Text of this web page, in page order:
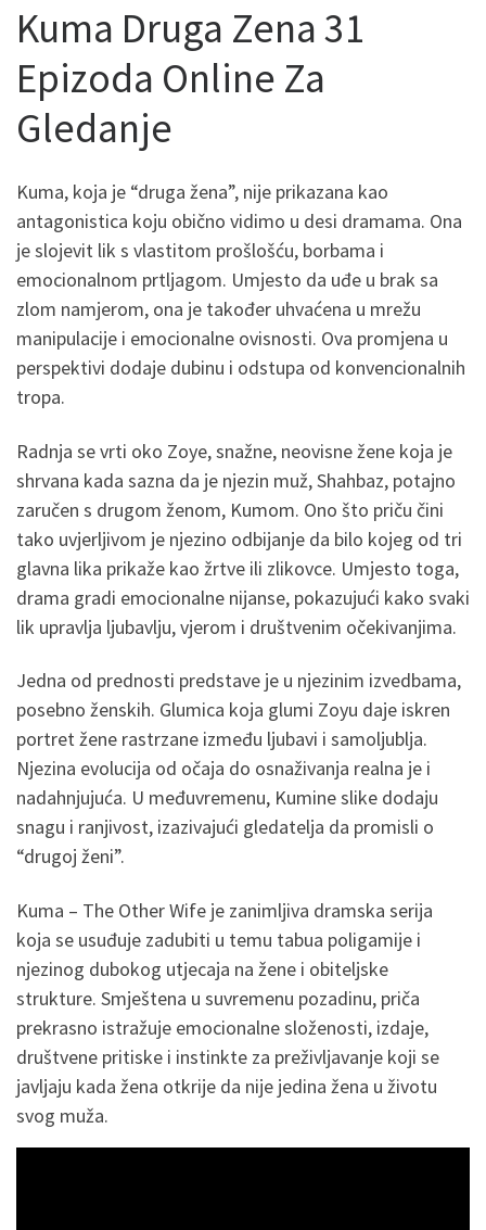
Kuma Druga Zena 31
Epizoda Online Za
Gledanje
Kuma, koja je “druga žena”, nije prikazana kao
antagonistica koju obično vidimo u desi dramama. Ona
je slojevit lik s vlastitom prošlošću, borbama i
emocionalnom prtljagom. Umjesto da uđe u brak sa
zlom namjerom, ona je također uhvaćena u mrežu
manipulacije i emocionalne ovisnosti. Ova promjena u
perspektivi dodaje dubinu i odstupa od konvencionalnih
tropa.
Radnja se vrti oko Zoye, snažne, neovisne žene koja je
shrvana kada sazna da je njezin muž, Shahbaz, potajno
zaručen s drugom ženom, Kumom. Ono što priču čini
tako uvjerljivom je njezino odbijanje da bilo kojeg od tri
glavna lika prikaže kao žrtve ili zlikovce. Umjesto toga,
drama gradi emocionalne nijanse, pokazujući kako svaki
lik upravlja ljubavlju, vjerom i društvenim očekivanjima.
Jedna od prednosti predstave je u njezinim izvedbama,
posebno ženskih. Glumica koja glumi Zoyu daje iskren
portret žene rastrzane između ljubavi i samoljublja.
Njezina evolucija od očaja do osnaživanja realna je i
nadahnjujuća. U međuvremenu, Kumine slike dodaju
snagu i ranjivost, izazivajući gledatelja da promisli o
“drugoj ženi”.
Kuma – The Other Wife je zanimljiva dramska serija
koja se usuđuje zadubiti u temu tabua poligamije i
njezinog dubokog utjecaja na žene i obiteljske
strukture. Smještena u suvremenu pozadinu, priča
prekrasno istražuje emocionalne složenosti, izdaje,
društvene pritiske i instinkte za preživljavanje koji se
javljaju kada žena otkrije da nije jedina žena u životu
svog muža.